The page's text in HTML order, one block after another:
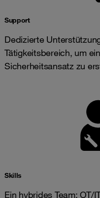
Support
Dedizierte
Tätigkeitsbereich, um
Sicherheitsansatz zu
Skills
Ein hybrides Team: OT/